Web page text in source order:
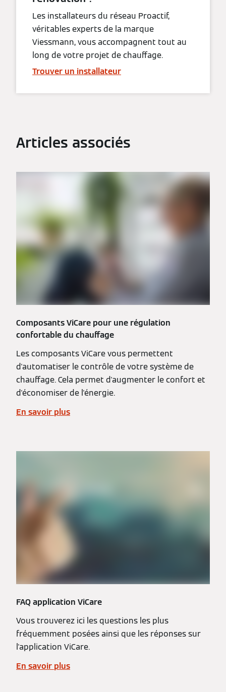
Les installateurs du réseau Proactif,
véritables experts de la marque
Viessmann, vous accompagnent tout au
long de votre projet de chauffage.
Trouver un installateur
Articles associés
Composants ViCare pour une régulation
confortable du chauffage
Les composants ViCare vous permettent
d'automatiser le contrôle de votre système de
chauffage. Cela permet d'augmenter le confort et
d'économiser de l'énergie.
En savoir plus
FAQ application ViCare
Vous trouverez ici les questions les plus
fréquemment posées ainsi que les réponses sur
l'application ViCare.
En savoir plus